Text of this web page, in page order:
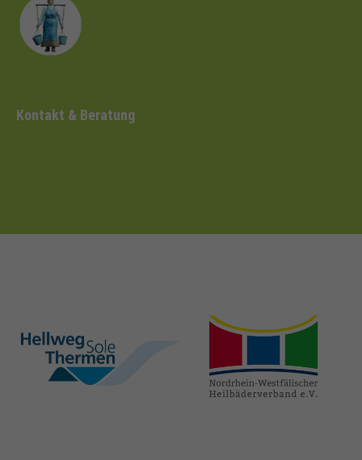
Kontakt & Beratung
hellweg-sole-
thermen.de
heilbaeder.de